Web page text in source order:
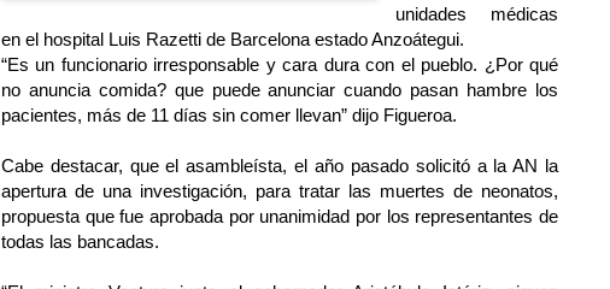
unidades médicas
en el hospital Luis Razetti de Barcelona estado Anzoátegui.
“Es un funcionario irresponsable y cara dura con el pueblo. ¿Por qué
no anuncia comida? que puede anunciar cuando pasan hambre los
pacientes, más de 11 días sin comer llevan” dijo Figueroa.
Cabe destacar, que el asambleísta, el año pasado solicitó a la AN la
apertura de una investigación, para tratar las muertes de neonatos,
propuesta que fue aprobada por unanimidad por los representantes de
todas las bancadas.